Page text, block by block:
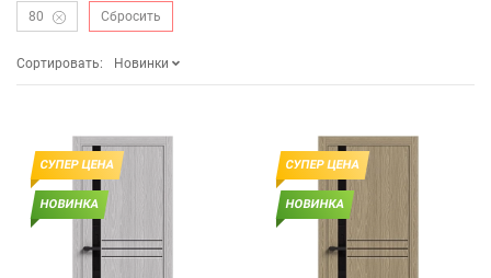
80 Сбросить
Сортировать: Новинки
СУПЕР ЦЕНА
НОВИНКА
СУПЕР ЦЕНА
НОВИНКА